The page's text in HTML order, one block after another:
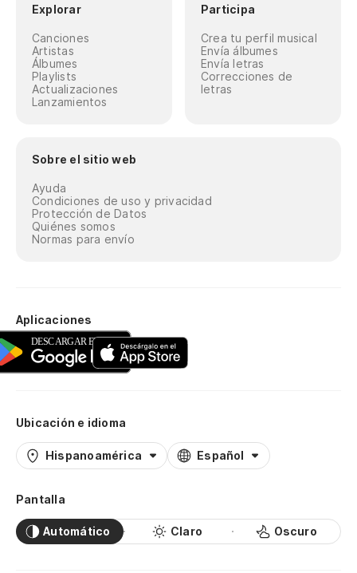
Explorar
Canciones
Artistas
Álbumes
Playlists
Actualizaciones
Lanzamientos
Participa
Crea tu perfil musical
Envía álbumes
Envía letras
Correcciones de
letras
Sobre el sitio web
Ayuda
Condiciones de uso y privacidad
Protección de Datos
Quiénes somos
Normas para envío
Aplicaciones
Ubicación e idioma
Hispanoamérica Español
Pantalla
Automático Claro Oscuro